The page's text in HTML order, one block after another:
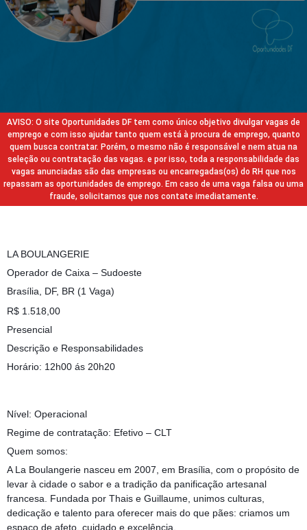
AVISO: O site Oportunidades DF tem como único objetivo divulgar vagas de
emprego e com isso ajudar tanto quem está à procura de emprego, quanto
quem busca contratar. Porém, o mesmo não é responsável e nem atua na
seleção ou contratação das vagas. e por isso, toda a responsabilidade das
vagas anunciadas são das empresas ou encarregadas(os) do RH que nos
repassam as oportunidades de emprego. Em caso de uma vaga falsa ou uma
fraude, solicitamos que nos contate imediatamente.
LA BOULANGERIE
Operador de Caixa – Sudoeste
Brasília, DF, BR (1 Vaga)
R$ 1.518,00
Presencial
Descrição e Responsabilidades
Horário: 12h00 ás 20h20
Nível: Operacional
Regime de contratação: Efetivo – CLT
Quem somos:
A La Boulangerie nasceu em 2007, em Brasília, com o propósito de
levar à cidade o sabor e a tradição da panificação artesanal
francesa. Fundada por Thais e Guillaume, unimos culturas,
dedicação e talento para oferecer mais do que pães: criamos um
espaço de afeto, cuidado e excelência.